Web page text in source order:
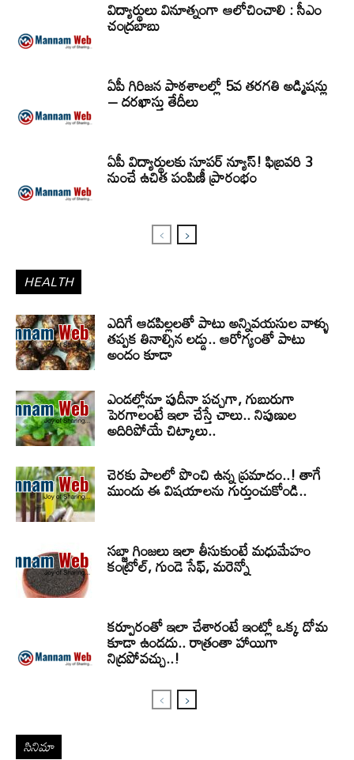
విద్యార్థులు వినూత్నంగా ఆలోచించాలి : సీఎం
చంద్రబాబు
ఏపీ గిరిజన పాఠశాలల్లో 5వ తరగతి అడ్మిషన్లు
– దరఖాస్తు తేదీలు
ఏపీ విద్యార్థులకు సూపర్ న్యూస్! ఫిబ్రవరి 3
నుంచే ఉచిత పంపిణీ ప్రారంభం
HEALTH
ఎదిగే ఆడపిల్లలతో పాటు అన్నివయసుల వాళ్ళు
తప్పక తినాల్సిన లడ్డు.. ఆరోగ్యంతో పాటు
అందం కూడా
ఎండల్లోనూ పుదీనా పచ్చగా, గుబురుగా
పెరగాలంటే ఇలా చేస్తే చాలు.. నిపుణుల
అదిరిపోయే చిట్కాలు..
చెరకు పాలలో పొంచి ఉన్న ప్రమాదం..! తాగే
ముందు ఈ విషయాలను గుర్తుంచుకోండి..
సబ్జా గింజలు ఇలా తీసుకుంటే మధుమేహం
కంట్రోల్, గుండె సేఫ్, మరెన్నో
కర్పూరంతో ఇలా చేశారంటే ఇంట్లో ఒక్క దోమ
కూడా ఉండదు.. రాత్రంతా హాయిగా
నిద్రపోవచ్చు..!
సినిమా